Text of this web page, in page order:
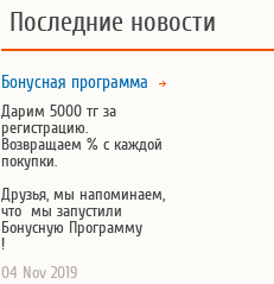
Последние новости
Бонусная программа
Дарим 5000 тг за
регистрацию.
Возвращаем % с каждой
покупки.
Друзья, мы напоминаем,
что мы запустили
Бонусную Программу
!
04 Nov 2019